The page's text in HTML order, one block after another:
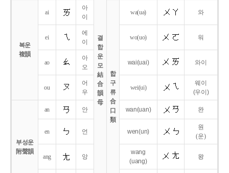
결
합
운
모
結
合
韻
母
복운
複韻
ai
아
이
합
구
류
合
口
類
wa(ua) 와
ei
에
이
wo(uo) 워
ao
아
오
wai(uai) 와이
ou
어
우
wei(ui)
웨이
(우이)
부성운
附聲韻
an 안 wan(uan) 완
en 언 wen(un)
원
(운)
ang 앙
wang
(uang)
왕